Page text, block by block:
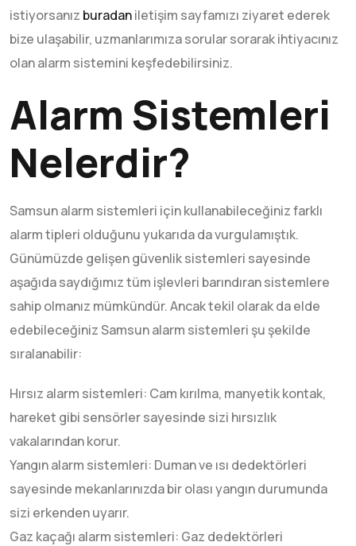
istiyorsanız buradaniletişim sayfamızı ziyaret ederek
bize ulaşabilir, uzmanlarımıza sorular sorarak ihtiyacınız
olan alarm sistemini keşfedebilirsiniz.
Alarm Sistemleri
Nelerdir?
Samsun alarm sistemleri için kullanabileceğiniz farklı
alarm tipleri olduğunu yukarıda da vurgulamıştık.
Günümüzde gelişen güvenlik sistemleri sayesinde
aşağıda saydığımız tüm işlevleri barındıran sistemlere
sahip olmanız mümkündür. Ancak tekil olarak da elde
edebileceğiniz Samsun alarm sistemleri şu şekilde
sıralanabilir:
Hırsız alarm sistemleri: Cam kırılma, manyetik kontak,
hareket gibi sensörler sayesinde sizi hırsızlık
vakalarından korur.
Yangın alarm sistemleri: Duman ve ısı dedektörleri
sayesinde mekanlarınızda bir olası yangın durumunda
sizi erkenden uyarır.
Gaz kaçağı alarm sistemleri: Gaz dedektörleri